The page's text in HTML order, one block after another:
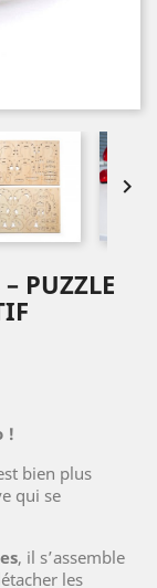

PUZZLE
!
bien plus
qui se
, il s’assemble
les